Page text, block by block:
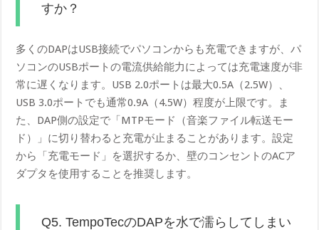
すか？
多くのDAPはUSB接続でパソコンからも充電できますが、パ
ソコンのUSBポートの電流供給能力によっては充電速度が非
常に遅くなります。USB 2.0ポートは最大0.5A（2.5W）、
USB 3.0ポートでも通常0.9A（4.5W）程度が上限です。ま
た、DAP側の設定で「MTPモード（音楽ファイル転送モー
ド）」に切り替わると充電が止まることがあります。設定
から「充電モード」を選択するか、壁のコンセントのACア
ダプタを使用することを推奨します。
Q5. TempoTecのDAPを水で濡らしてしまい